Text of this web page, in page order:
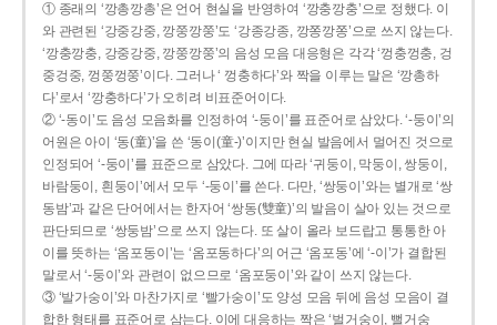
① 종래의 ‘깡총깡총’은 언어 현실을 반영하여 ‘깡충깡충’으로 정했다. 이
와 관련된 ‘강중강중, 깡쭝깡쭝’도 ‘강종강종, 깡쫑깡쫑’으로 쓰지 않는다.
‘깡충깡충, 강중강중, 깡쭝깡쭝’의 음성 모음 대응형은 각각 ‘껑충껑충, 겅
중겅중, 껑쭝껑쭝’이다. 그러나 ‘ 껑충하다’와 짝을 이루는 말은 ‘깡총하
다’로서 ‘깡충하다’가 오히려 비표준어이다.
② ‘-동이’도 음성 모음화를 인정하여 ‘-둥이’를 표준어로 삼았다. ‘-둥이’의
어원은 아이 ‘동(童)’을 쓴 ‘동이(童-)’이지만 현실 발음에서 멀어진 것으로
인정되어 ‘-둥이’를 표준으로 삼았다. 그에 따라 ‘귀둥이, 막둥이, 쌍둥이,
바람둥이, 흰둥이’에서 모두 ‘-둥이’를 쓴다. 다만, ‘쌍둥이’와는 별개로 ‘쌍
동밤’과 같은 단어에서는 한자어 ‘쌍동(雙童)’의 발음이 살아 있는 것으로
판단되므로 ‘쌍둥밤’으로 쓰지 않는다. 또 살이 올라 보드랍고 통통한 아
이를 뜻하는 ‘옴포동이’는 ‘옴포동하다’의 어근 ‘옴포동’에 ‘-이’가 결합된
말로서 ‘-둥이’와 관련이 없으므로 ‘옴포둥이’와 같이 쓰지 않는다.
③ ‘발가숭이’와 마찬가지로 ‘빨가숭이’도 양성 모음 뒤에 음성 모음이 결
합한 형태를 표준어로 삼는다. 이에 대응하는 짝은 ‘벌거숭이, 뻘거숭